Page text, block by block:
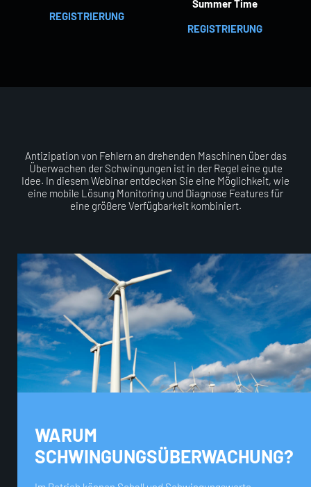
REGISTRIERUNG
Summer Time
REGISTRIERUNG
Antizipation von Fehlern an drehenden Maschinen über das
Überwachen der Schwingungen ist in der Regel eine gute
Idee. In diesem Webinar entdecken Sie eine Möglichkeit, wie
eine mobile Lösung Monitoring und Diagnose Features für
eine größere Verfügbarkeit kombiniert.
WARUM
SCHWINGUNGSÜBERWACHUNG?